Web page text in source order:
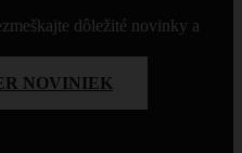
dôležité novinky a
NOVINIEK